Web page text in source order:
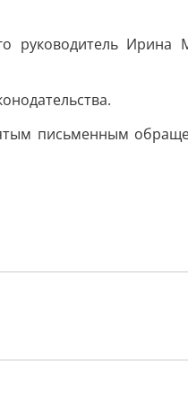
руководитель Ирина
письменным